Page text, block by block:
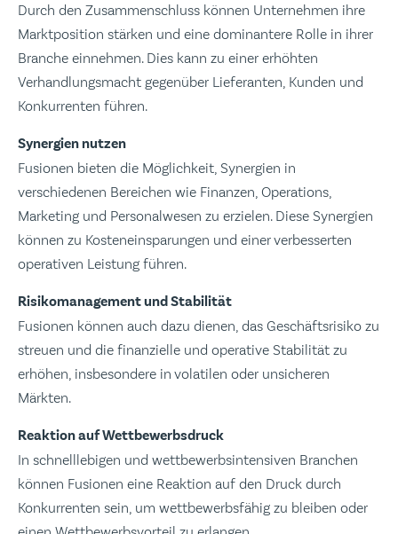
Durch den Zusammenschluss können Unternehmen ihre
Marktposition stärken und eine dominantere Rolle in ihrer
Branche einnehmen. Dies kann zu einer erhöhten
Verhandlungsmacht gegenüber Lieferanten, Kunden und
Konkurrenten führen.
Synergien nutzen
Fusionen bieten die Möglichkeit, Synergien in
verschiedenen Bereichen wie Finanzen, Operations,
Marketing und Personalwesen zu erzielen. Diese Synergien
können zu Kosteneinsparungen und einer verbesserten
operativen Leistung führen.
Risikomanagement und Stabilität
Fusionen können auch dazu dienen, das Geschäftsrisiko zu
streuen und die finanzielle und operative Stabilität zu
erhöhen, insbesondere in volatilen oder unsicheren
Märkten.
Reaktion auf Wettbewerbsdruck
In schnelllebigen und wettbewerbsintensiven Branchen
können Fusionen eine Reaktion auf den Druck durch
Konkurrenten sein, um wettbewerbsfähig zu bleiben oder